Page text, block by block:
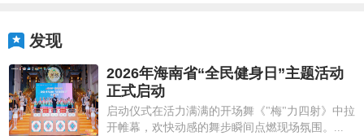
发现
2026年海南省“全民健身日”主题活动
正式启动
启动仪式在活力满满的开场舞《"梅"力四射》中拉
开帷幕，欢快动感的舞步瞬间点燃现场氛围。...